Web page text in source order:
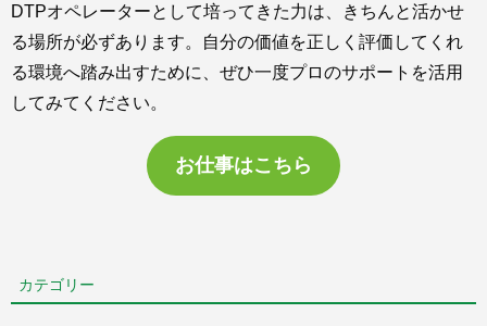
DTPオペレーターとして培ってきた力は、きちんと活かせ
る場所が必ずあります。自分の価値を正しく評価してくれ
る環境へ踏み出すために、ぜひ一度プロのサポートを活用
してみてください。
お仕事はこちら
カテゴリー